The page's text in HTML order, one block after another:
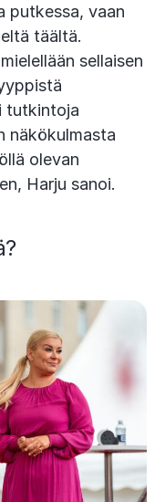
putkessa, vaan
täältä.
sellaisen
tutkintoja
näkökulmasta
olevan
Harju sanoi.